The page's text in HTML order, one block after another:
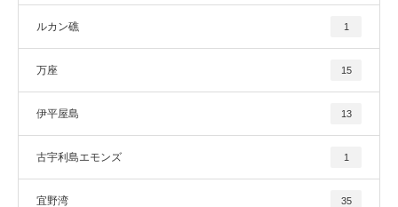
ルカン礁 1
万座 15
伊平屋島 13
古宇利島エモンズ 1
宜野湾 35